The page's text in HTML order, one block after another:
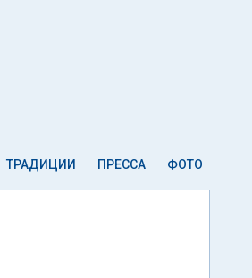
ТРАДИЦИИ ПРЕССА ФОТО